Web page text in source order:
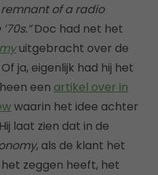
remnant of a radio
Doc had net het
uitgebracht over de
ja, eigenlijk had hij het
een artikel over in
waarin het idee achter
laat zien dat in de
, als de klant het
zeggen heeft, het